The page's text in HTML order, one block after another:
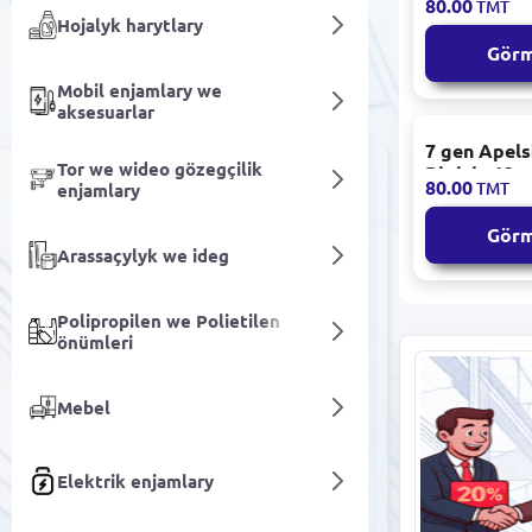
Hojalyk harytlary
Mobil enjamlary we
aksesuarlar
Tor we wideo gözegçilik
enjamlary
Arassaçylyk we ideg
Polipropilen we Polietilen
önümleri
Mebel
Elektrik enjamlary
Blok 12
80.00TMT
7 gen Apelsin sok |
Blokda 12
80.00TMT